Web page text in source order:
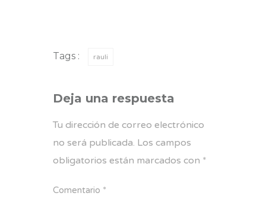
Tags : rauli
Deja una respuesta
Tu dirección de correo electrónico
no será publicada. Los campos
obligatorios están marcados con *
Comentario *